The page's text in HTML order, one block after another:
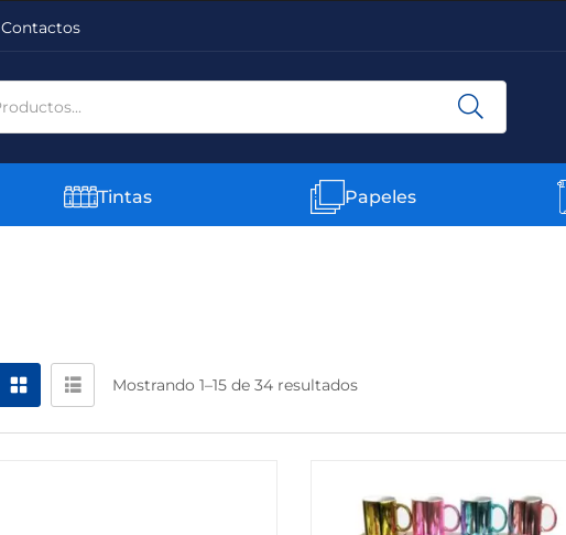
Contactos
Tintas Papeles
Mostrando 1–15 de 34 resultados